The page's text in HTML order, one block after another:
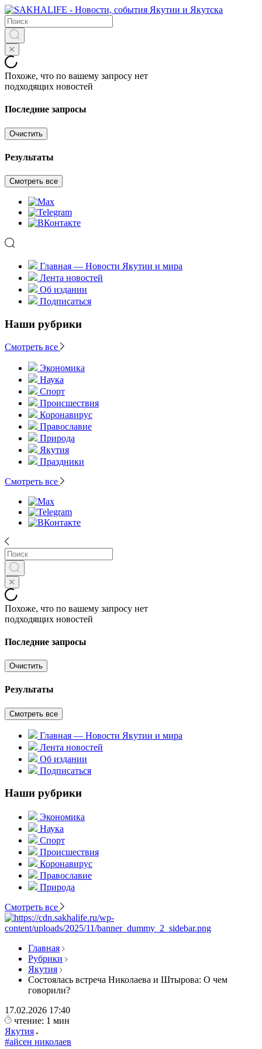
Похоже, что по вашему запросу нет
подходящих новостей
Последние запросы
Очистить
Результаты
Смотреть все
Главная — Новости Якутии и мира
Лента новостей
Об издании
Подписаться
Наши рубрики
Смотреть все
Экономика
Наука
Спорт
Происшествия
Коронавирус
Православие
Природа
Якутия
Праздники
Смотреть все
Похоже, что по вашему запросу нет
подходящих новостей
Последние запросы
Очистить
Результаты
Смотреть все
Главная — Новости Якутии и мира
Лента новостей
Об издании
Подписаться
Наши рубрики
Экономика
Наука
Спорт
Происшествия
Коронавирус
Православие
Природа
Смотреть все
Главная
Рубрики
Якутия
Состоялась встреча Николаева и Штырова: О чем
говорили?
17.02.2026 17:40
чтение: 1 мин
Якутия
#айсен николаев